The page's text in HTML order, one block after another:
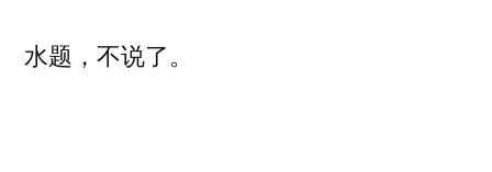
水题，不说了。